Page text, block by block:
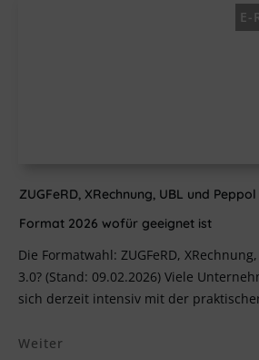
E-
ZUGFeRD, XRechnung, UBL und Peppol
Format 2026 wofür geeignet ist
Die Formatwahl: ZUGFeRD,
3.0? (Stand: 09.02.2026) Viele
sich derzeit intensiv mit der
Weiter